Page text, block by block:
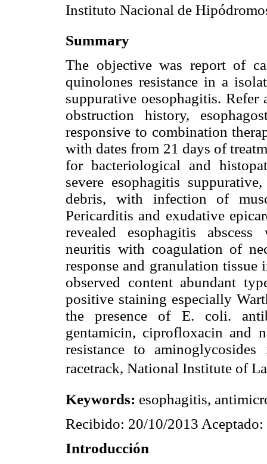
Instituto Nacional de Hipódromos
Summary
The objective was report of
quinolones resistance in a
suppurative oesophagitis. Refer
obstruction history,
responsive to combination
with dates from 21 days of
for bacteriological and
severe esophagitis
debris, with infection of
Pericarditis and exudative
revealed esophagitis
neuritis with coagulation of
response and granulation
observed content abundant
positive staining especially
the presence of E. coli.
gentamicin, ciprofloxacin and
resistance to
racetrack, National Institute of
Keywords: esophagitis,
Recibido: 20/10/2013
Introducción